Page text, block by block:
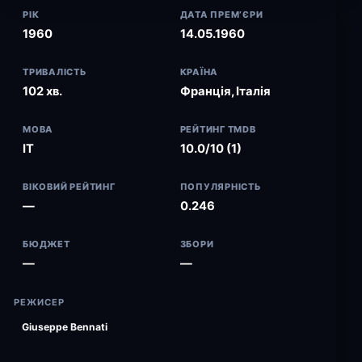
РІК
1960
ДАТА ПРЕМ’ЄРИ
14.05.1960
ТРИВАЛІСТЬ
102 хв.
КРАЇНА
Франція, Італія
МОВА
IT
РЕЙТИНГ TMDB
10.0/10 (1)
ВІКОВИЙ РЕЙТИНГ
—
ПОПУЛЯРНІСТЬ
0.246
БЮДЖЕТ
—
ЗБОРИ
—
РЕЖИСЕР
Giuseppe Bennati